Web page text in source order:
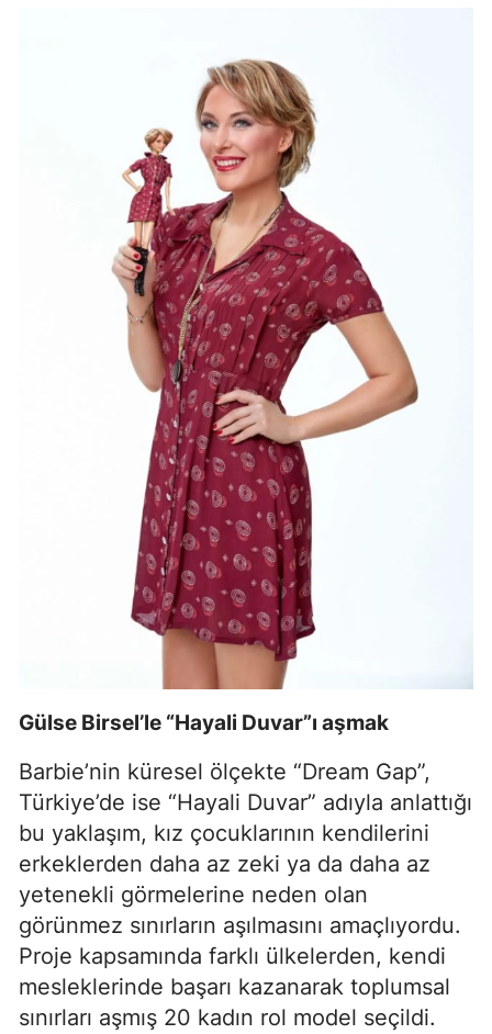
Gülse Birsel’le “Hayali Duvar”ı aşmak
Barbie’nin küresel ölçekte “Dream Gap”,
Türkiye’de ise “Hayali Duvar” adıyla anlattığı
bu yaklaşım, kız çocuklarının kendilerini
erkeklerden daha az zeki ya da daha az
yetenekli görmelerine neden olan
görünmez sınırların aşılmasını amaçlıyordu.
Proje kapsamında farklı ülkelerden, kendi
mesleklerinde başarı kazanarak toplumsal
sınırları aşmış 20 kadın rol model seçildi.